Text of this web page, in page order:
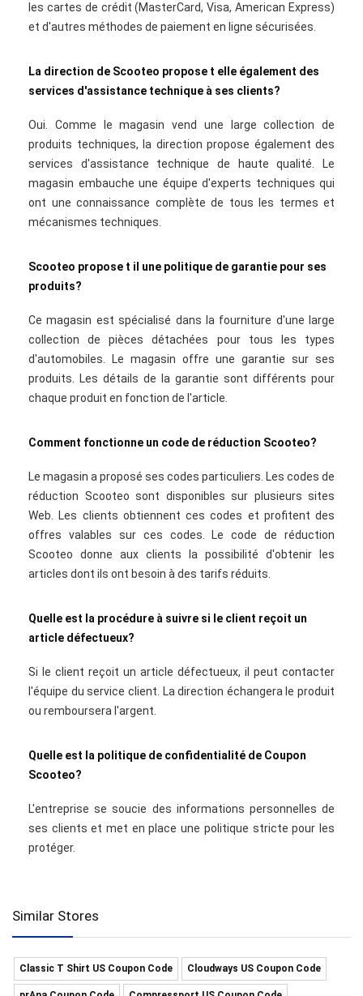
les cartes de crédit (MasterCard, Visa, American Express)
et d'autres méthodes de paiement en ligne sécurisées.
La direction de Scooteo propose t elle également des
services d'assistance technique à ses clients?
Oui. Comme le magasin vend une large collection de
produits techniques, la direction propose également des
services d'assistance technique de haute qualité. Le
magasin embauche une équipe d'experts techniques qui
ont une connaissance complète de tous les termes et
mécanismes techniques.
Scooteo propose t il une politique de garantie pour ses
produits?
Ce magasin est spécialisé dans la fourniture d'une large
collection de pièces détachées pour tous les types
d'automobiles. Le magasin offre une garantie sur ses
produits. Les détails de la garantie sont différents pour
chaque produit en fonction de l'article.
Comment fonctionne un code de réduction Scooteo?
Le magasin a proposé ses codes particuliers. Les codes de
réduction Scooteo sont disponibles sur plusieurs sites
Web. Les clients obtiennent ces codes et profitent des
offres valables sur ces codes. Le code de réduction
Scooteo donne aux clients la possibilité d'obtenir les
articles dont ils ont besoin à des tarifs réduits.
Quelle est la procédure à suivre si le client reçoit un
article défectueux?
Si le client reçoit un article défectueux, il peut contacter
l'équipe du service client. La direction échangera le produit
ou remboursera l'argent.
Quelle est la politique de confidentialité de Coupon
Scooteo?
L'entreprise se soucie des informations personnelles de
ses clients et met en place une politique stricte pour les
protéger.
Similar Stores
Classic T Shirt US Coupon Code Cloudways US Coupon Code